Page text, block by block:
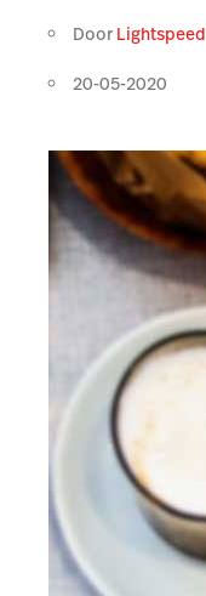
Door Lightspeed
20-05-2020